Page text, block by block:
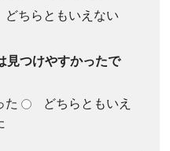
どちらともいえない
見つけやすかったで
た
どちらともいえ